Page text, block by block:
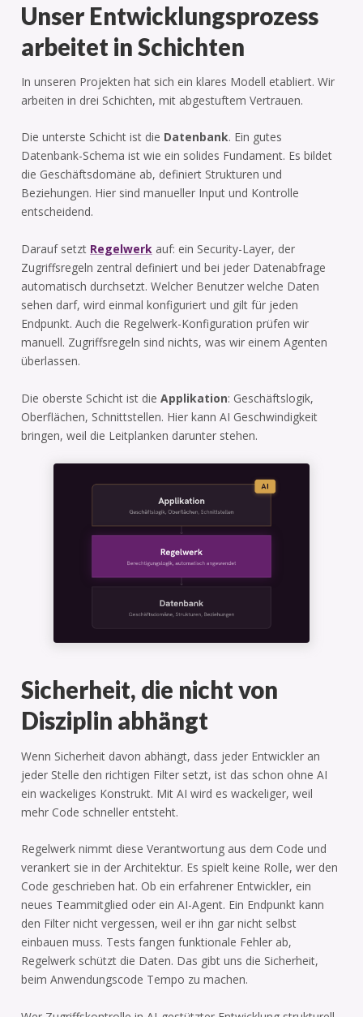
Unser Entwicklungsprozess
arbeitet in Schichten
In unseren Projekten hat sich ein klares Modell etabliert. Wir
arbeiten in drei Schichten, mit abgestuftem Vertrauen.
Die unterste Schicht ist die Datenbank. Ein gutes
Datenbank-Schema ist wie ein solides Fundament. Es bildet
die Geschäftsdomäne ab, definiert Strukturen und
Beziehungen. Hier sind manueller Input und Kontrolle
entscheidend.
Darauf setzt Regelwerk auf: ein Security-Layer, der
Zugriffsregeln zentral definiert und bei jeder Datenabfrage
automatisch durchsetzt. Welcher Benutzer welche Daten
sehen darf, wird einmal konfiguriert und gilt für jeden
Endpunkt. Auch die Regelwerk-Konfiguration prüfen wir
manuell. Zugriffsregeln sind nichts, was wir einem Agenten
überlassen.
Die oberste Schicht ist die Applikation: Geschäftslogik,
Oberflächen, Schnittstellen. Hier kann AI Geschwindigkeit
bringen, weil die Leitplanken darunter stehen.
Sicherheit, die nicht von
Disziplin abhängt
Wenn Sicherheit davon abhängt, dass jeder Entwickler an
jeder Stelle den richtigen Filter setzt, ist das schon ohne AI
ein wackeliges Konstrukt. Mit AI wird es wackeliger, weil
mehr Code schneller entsteht.
Regelwerk nimmt diese Verantwortung aus dem Code und
verankert sie in der Architektur. Es spielt keine Rolle, wer den
Code geschrieben hat. Ob ein erfahrener Entwickler, ein
neues Teammitglied oder ein AI-Agent. Ein Endpunkt kann
den Filter nicht vergessen, weil er ihn gar nicht selbst
einbauen muss. Tests fangen funktionale Fehler ab,
Regelwerk schützt die Daten. Das gibt uns die Sicherheit,
beim Anwendungscode Tempo zu machen.